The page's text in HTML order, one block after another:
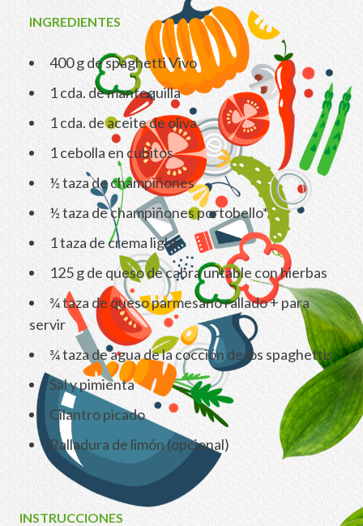
INGREDIENTES
400 g de spaghetti Vivo
1 cda. de mantequilla
1 cda. de aceite de oliva
1 cebolla en cubitos
½ taza de champiñones
½ taza de champiñones portobello*
1 taza de crema light
125 g de queso de cabra untable con hierbas
¾ taza de queso parmesano rallado + para
servir
¾ taza de agua de la cocción de los spaghettis
Sal y pimienta
Cilantro picado
Ralladura de limón (opcional)
INSTRUCCIONES